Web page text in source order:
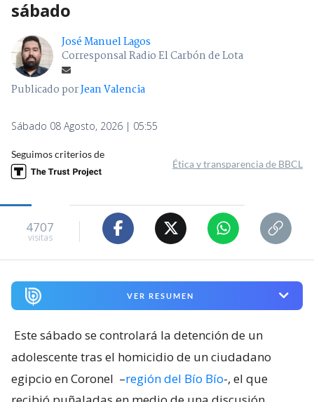
sábado
José Manuel Lagos
Corresponsal Radio El Carbón de Lota
Publicado porJean Valencia
Sábado 08 Agosto, 2026 | 05:55
Seguimos criterios de
Ética y transparencia de BBCL
4707
visitas
VER RESUMEN
Este sábado se controlará la detención de un
adolescente tras el homicidio de un ciudadano
egipcio en Coronel –región del Bío Bío-, el que